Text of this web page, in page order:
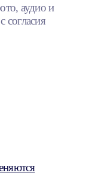
аудио и
согласия